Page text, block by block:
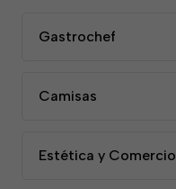
Gastrochef
Camisas
Estética y Comercio